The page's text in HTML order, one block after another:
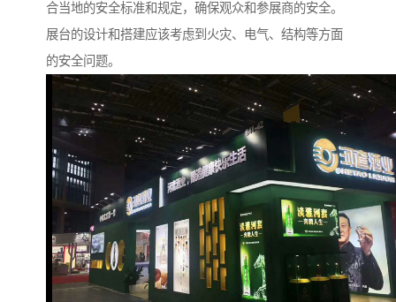
合当地的安全标准和规定，确保观众和参展商的安全。
展台的设计和搭建应该考虑到火灾、电气、结构等方面
的安全问题。